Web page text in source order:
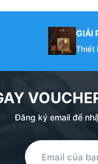
gồm : dây đeo
Chiều dài 90cm ,
VIÊN :
sẽ gửi tới khách
duyệt market in
GIẢI
Thiết
Đăng ký email để